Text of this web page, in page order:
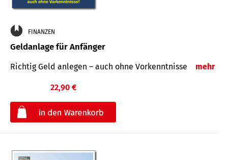
FINANZEN
Geldanlage für Anfänger
Richtig Geld anlegen – auch ohne Vorkenntnisse mehr
22,90 €